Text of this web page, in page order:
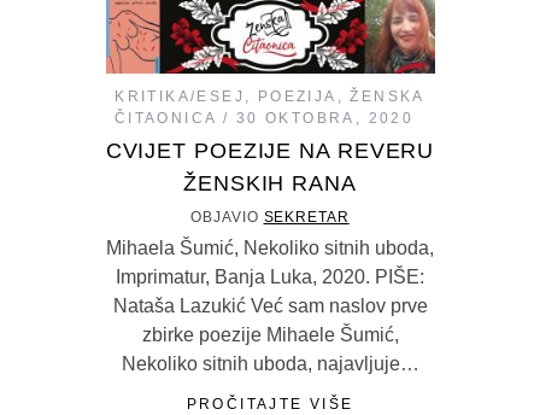
KRITIKA/ESEJ , POEZIJA ,ŽENSKA
ČITAONICA
30 OKTOBRA, 2020
CVIJET POEZIJE NA REVERU
ŽENSKIH RANA
OBJAVIO SEKRETAR
Mihaela Šumić, Nekoliko sitnih uboda,
Imprimatur, Banja Luka, 2020. PIŠE:
Nataša Lazukić Već sam naslov prve
zbirke poezije Mihaele Šumić,
Nekoliko sitnih uboda, najavljuje…
PROČITAJTE VIŠE